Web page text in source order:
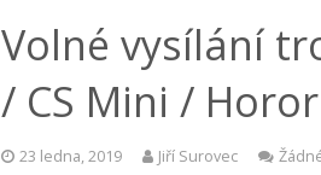
Volné vysílání
/ CS Mini /
23 ledna, 2019 Jiří Surovec